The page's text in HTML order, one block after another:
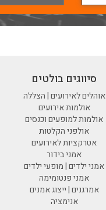
סיווגים בולטים
אוהלים לאירועים | הצללה
אולמות אירועים
אולמות למופעים וכנסים
אולפני הקלטות
אטרקציות לאירועים
אמני בידור
אמני ילדים | מופעי ילדים
אמני פנטומימה
אמרגנים | ייצוג אמנים
אנימציה